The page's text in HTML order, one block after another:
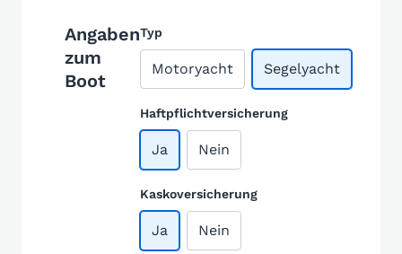
Angaben
zum
Boot
Typ
Motoryacht Segelyacht
Haftpflichtversicherung
Ja Nein
Kaskoversicherung
Ja Nein